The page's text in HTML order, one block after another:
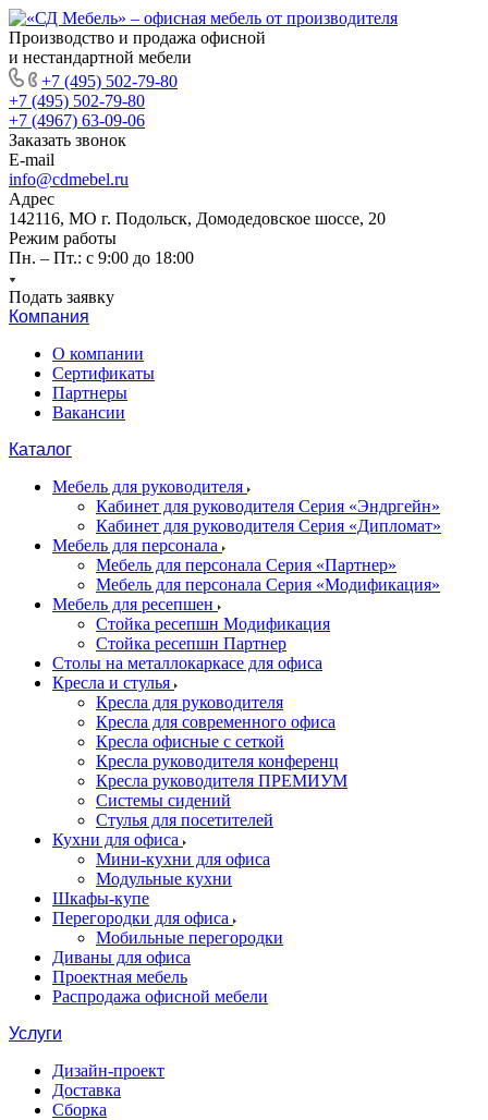
Производство и продажа офисной
и нестандартной мебели
+7 (495) 502-79-80
+7 (495) 502-79-80
+7 (4967) 63-09-06
Заказать звонок
E-mail
info@cdmebel.ru
Адрес
142116, МО г. Подольск, Домодедовское шоссе, 20
Режим работы
Пн. – Пт.: с 9:00 до 18:00
Подать заявку
Компания
О компании
Сертификаты
Партнеры
Вакансии
Каталог
Мебель для руководителя
Кабинет для руководителя Серия «Эндргейн»
Кабинет для руководителя Серия «Дипломат»
Мебель для персонала
Мебель для персонала Серия «Партнер»
Мебель для персонала Серия «Модификация»
Мебель для ресепшен
Стойка ресепшн Модификация
Стойка ресепшн Партнер
Столы на металлокаркасе для офиса
Кресла и стулья
Кресла для руководителя
Кресла для современного офиса
Кресла офисные с сеткой
Кресла руководителя конференц
Кресла руководителя ПРЕМИУМ
Системы сидений
Стулья для посетителей
Кухни для офиса
Мини-кухни для офиса
Модульные кухни
Шкафы-купе
Перегородки для офиса
Мобильные перегородки
Диваны для офиса
Проектная мебель
Распродажа офисной мебели
Услуги
Дизайн-проект
Доставка
Сборка